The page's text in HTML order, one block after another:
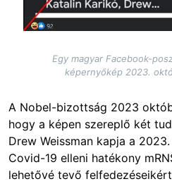
Egy magyar Facebook-
képernyőkép 2023.
A Nobel-bizottság 2023
hogy a képen szereplő két
Drew Weissman kapja a
Covid-19 elleni hatékony
lehetővé tevő